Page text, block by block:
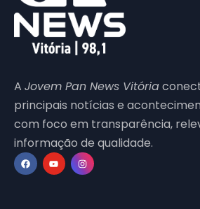
A Jovem Pan News Vitória
principais notícias e
com foco em transparência,
informação de qualidade.